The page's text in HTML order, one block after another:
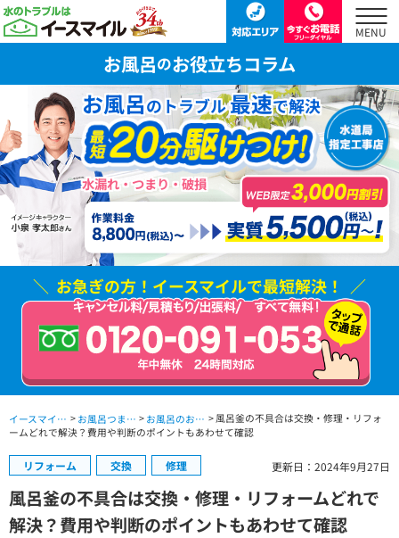
お風呂のお役立ちコラム
お風呂のトラブル最速で解決
水漏れ・つまり・破損
お急ぎの方！ イースマイルで最短解決！
イースマイル公式サイト TOP > お風呂つまり・水漏れ・交換修理 TOP > お風呂のお役立ちコラム > 風呂釜の不具合は交換・修理・リフォ
ームどれで解決？費用や判断のポイントもあわせて確認
リフォーム 交換 修理 更新日：2024年9月27日
風呂釜の不具合は交換・修理・リフォームどれで
解決？費用や判断のポイントもあわせて確認